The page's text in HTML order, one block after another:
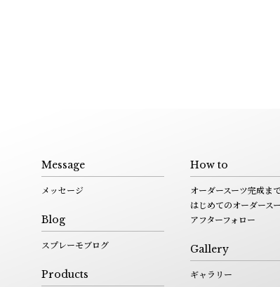
Message
メッセージ
Blog
スプレーモブログ
Products
How to
オーダースーツ完成ま
はじめてのオーダース
アフターフォロー
Gallery
ギャラリー